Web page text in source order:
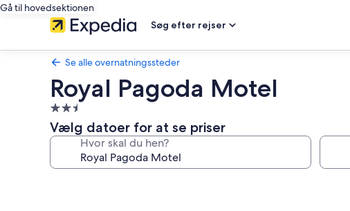
Gå til hovedsektionen
Søg efter rejser
Se alle overnatningssteder
Royal Pagoda Motel
2.5-
stjernet
overnatningssted
Vælg datoer for at se priser
Hvor skal du hen?